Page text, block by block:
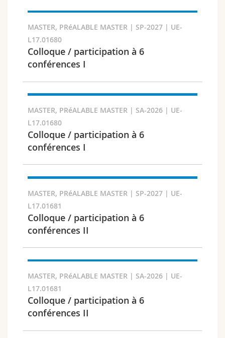
Interfacultaire
Programme des cours
MyUnifr
Semestre
Langue
Faculté et domaine
MASTER, PRéALABLE MASTER | SP-2027 | UE-
L17.01680
Colloque / participation à 6
conférences I
MASTER, PRéALABLE MASTER | SA-2026 | UE-
L17.01680
Colloque / participation à 6
conférences I
MASTER, PRéALABLE MASTER | SP-2027 | UE-
L17.01681
Colloque / participation à 6
conférences II
MASTER, PRéALABLE MASTER | SA-2026 | UE-
L17.01681
Colloque / participation à 6
conférences II